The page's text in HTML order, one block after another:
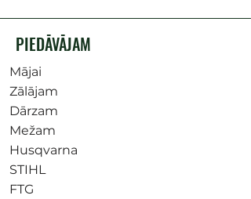
PIEDĀVĀJAM
Mājai
Zālājam
Dārzam
Mežam
Husqvarna
STIHL
FTG